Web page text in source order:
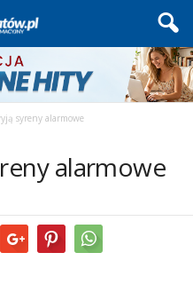
syreny alarmowe
alarmowe